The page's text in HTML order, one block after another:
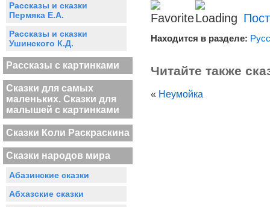
Рассказы и сказки
Пермяка Е.А.
Рассказы и сказки
Ушинского К.Д.
Рассказы с картинками
Сказки для самых
маленьких. Сказки для
малышей с картинками
Сказки Коли Раскраскина
Сказки народов мира
Абазинские сказки
Абхазские сказки
Находится в разделе:
Читайте также
« Неумойка